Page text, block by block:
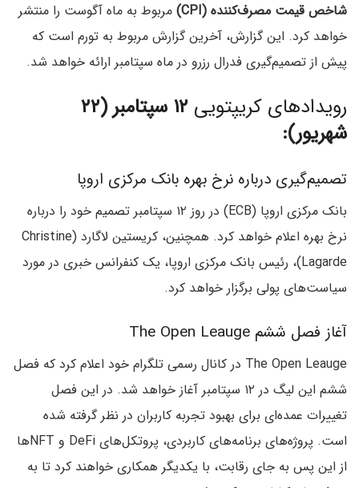
شاخص قیمت مصرف‌کننده (CPI)
مربوط به ماه آگوست را منتشر
خواهد کرد. این گزارش، آخرین گزارش مربوط به تورم است که
پیش از تصمیم‌گیری فدرال رزرو در ماه سپتامبر ارائه خواهد شد.
رویدادهای کریپتویی
۱۲ سپتامبر (۲۲
شهریور):
تصمیم‌گیری درباره نرخ بهره بانک مرکزی اروپا
بانک مرکزی اروپا (ECB) در روز ۱۲ سپتامبر تصمیم خود را درباره
نرخ بهره اعلام خواهد کرد. همچنین، کریستین لاگارد (Christine
Lagarde)، رئیس بانک مرکزی اروپا، یک کنفرانس خبری در مورد
سیاست‌های پولی برگزار خواهد کرد.
آغاز فصل ششم The Open Leauge
The Open Leauge در کانال رسمی تلگرام خود اعلام کرد که فصل
ششم این لیگ در ۱۲ سپتامبر آغاز خواهد شد. در این فصل
تغییرات عمده‌ای برای بهبود تجربه کاربران در نظر گرفته شده
است. پروژه‌های برنامه‌های کاربردی، پروتکل‌های DeFi و NFT‌ها
از این پس به جای رقابت، با یکدیگر همکاری خواهند کرد تا به